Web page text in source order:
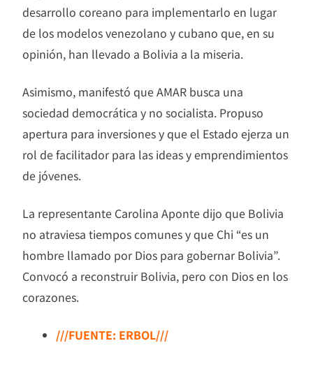
desarrollo coreano para implementarlo en lugar
de los modelos venezolano y cubano que, en su
opinión, han llevado a Bolivia a la miseria.
Asimismo, manifestó que AMAR busca una
sociedad democrática y no socialista. Propuso
apertura para inversiones y que el Estado ejerza un
rol de facilitador para las ideas y emprendimientos
de jóvenes.
La representante Carolina Aponte dijo que Bolivia
no atraviesa tiempos comunes y que Chi “es un
hombre llamado por Dios para gobernar Bolivia”.
Convocó a reconstruir Bolivia, pero con Dios en los
corazones.
///FUENTE: ERBOL///